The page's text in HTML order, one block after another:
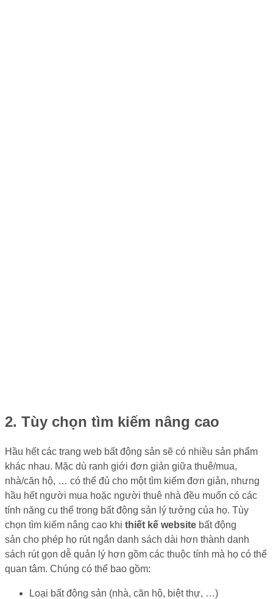
2. Tùy chọn tìm kiếm nâng cao
Hầu hết các trang web bất động sản sẽ có nhiều sản phẩm
khác nhau. Mặc dù ranh giới đơn giản giữa thuê/mua,
nhà/căn hộ, … có thể đủ cho một tìm kiếm đơn giản, nhưng
hầu hết người mua hoặc người thuê nhà đều muốn có các
tính năng cụ thể trong bất động sản lý tưởng của họ. Tùy
chọn tìm kiếm nâng cao khi thiết kế website bất động
sản cho phép họ rút ngắn danh sách dài hơn thành danh
sách rút gọn dễ quản lý hơn gồm các thuộc tính mà họ có thể
quan tâm. Chúng có thể bao gồm:
Loại bất động sản (nhà, căn hộ, biệt thự, …)